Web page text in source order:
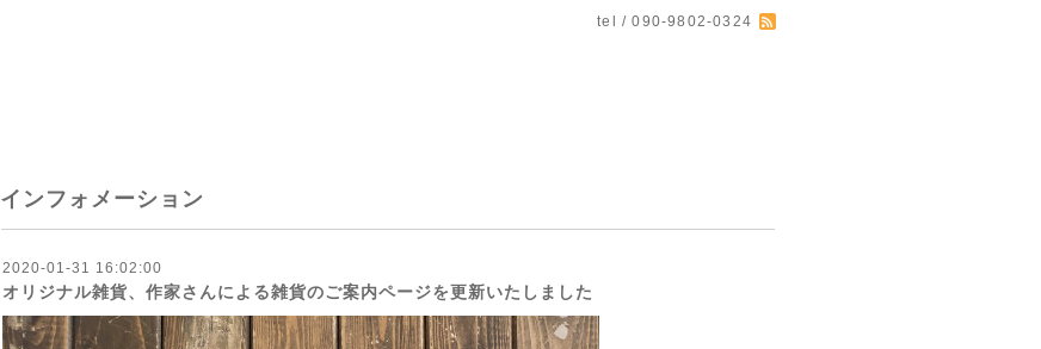
tel / 090-9802-0324
インフォメーション
2020-01-31 16:02:00
オリジナル雑貨、作家さんによる雑貨のご案内ページを更新いたしました